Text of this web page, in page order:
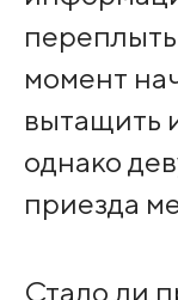
момент
вытащить
однако
приезда
Стало ли